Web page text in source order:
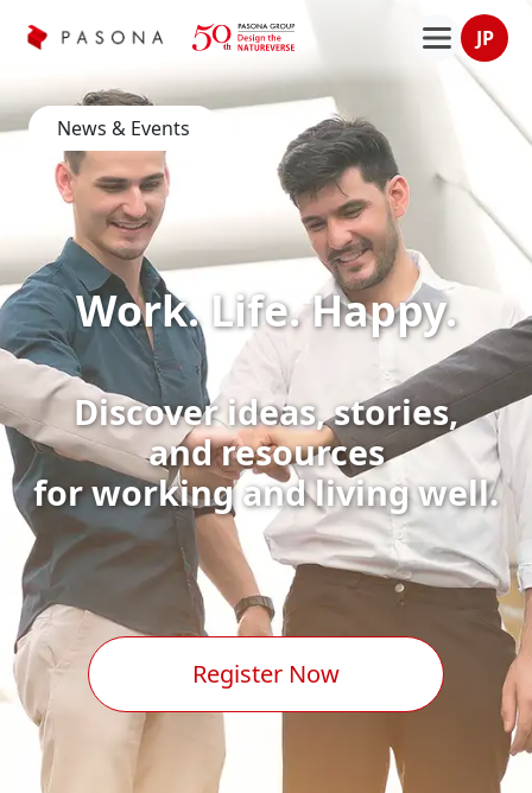
JP
News & Events
Work. Life. Happy.
Discover ideas, stories,
and resources
for workingand living well.
Register Now